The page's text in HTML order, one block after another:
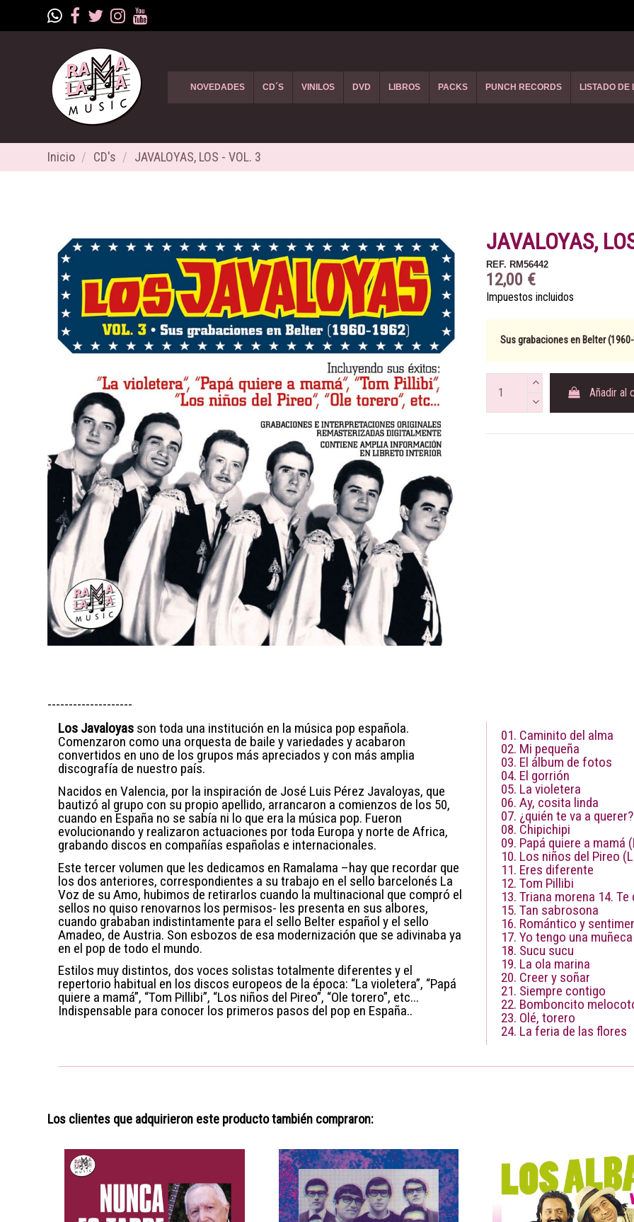
NOVEDADES CD´S VINILOS DVD LIBROS PACKS PUNCH RECORDS LISTADO DE
Inicio CD's JAVALOYAS, LOS - VOL. 3
JAVALOYAS,
REF. RM56442
12,00 €
Impuestos incluidos
Sus grabaciones en Belter
Añadir al
--------------------
Los Javaloyas son toda una institución en la música pop española.
Comenzaron como una orquesta de baile y variedades y acabaron
convertidos en uno de los grupos más apreciados y con más amplia
discografía de nuestro país.
Nacidos en Valencia, por la inspiración de José Luis Pérez Javaloyas, que
bautizó al grupo con su propio apellido, arrancaron a comienzos de los 50,
cuando en España no se sabía ni lo que era la música pop. Fueron
evolucionando y realizaron actuaciones por toda Europa y norte de Africa,
grabando discos en compañías españolas e internacionales.
Este tercer volumen que les dedicamos en Ramalama –hay que recordar que
los dos anteriores, correspondientes a su trabajo en el sello barcelonés La
Voz de su Amo, hubimos de retirarlos cuando la multinacional que compró el
sellos no quiso renovarnos los permisos- les presenta en sus albores,
cuando grababan indistintamente para el sello Belter español y el sello
Amadeo, de Austria. Son esbozos de esa modernización que se adivinaba ya
en el pop de todo el mundo.
Estilos muy distintos, dos voces solistas totalmente diferentes y el
repertorio habitual en los discos europeos de la época: “La violetera”, “Papá
quiere a mamá”, “Tom Pillibi”, “Los niños del Pireo”, “Ole torero”, etc...
Indispensable para conocer los primeros pasos del pop en España..
01. Caminito del alma
02. Mi pequeña
03. El álbum de fotos
04. El gorrión
05. La violetera
06. Ay, cosita linda
07. ¿quién te va a querer?
08. Chipichipi
09. Papá quiere a mamá
10. Los niños del Pireo
11. Eres diferente
12. Tom Pillibi
13. Triana morena 14. Te
15. Tan sabrosona
16. Romántico y
17. Yo tengo una muñeca
18. Sucu sucu
19. La ola marina
20. Creer y soñar
21. Siempre contigo
22. Bomboncito
23. Olé, torero
24. La feria de las flores
Los clientes que adquirieron este producto también compraron: